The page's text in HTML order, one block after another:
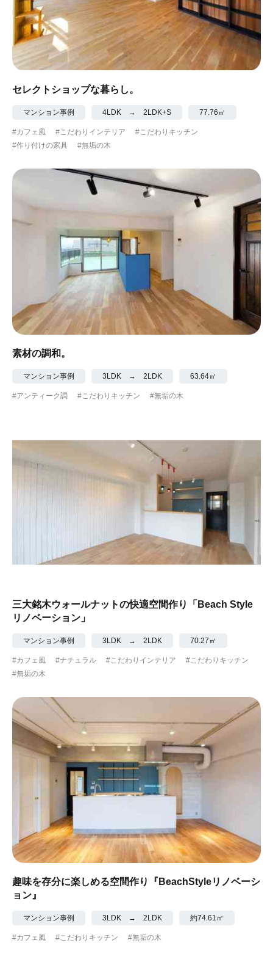
セレクトショップな暮らし。
マンション事例 4LDK → 2LDK+S 77.76㎡
#カフェ風 #こだわりインテリア
#こだわりキッチン
#作り付けの家具
#無垢の木
素材の調和。
マンション事例 3LDK → 2LDK 63.64㎡
#アンティーク調 #こだわりキッチン #無垢の木
三大銘木ウォールナットの快適空間作り「Beach Style
リノベーション」
マンション事例 3LDK → 2LDK 70.27㎡
#カフェ風 #ナチュラル #こだわりインテリア
#こだわりキッチン
#無垢の木
趣味を存分に楽しめる空間作り『BeachStyleリノベーシ
ョン』
マンション事例 3LDK → 2LDK 約74.61㎡
#カフェ風 #こだわりキッチン #無垢の木